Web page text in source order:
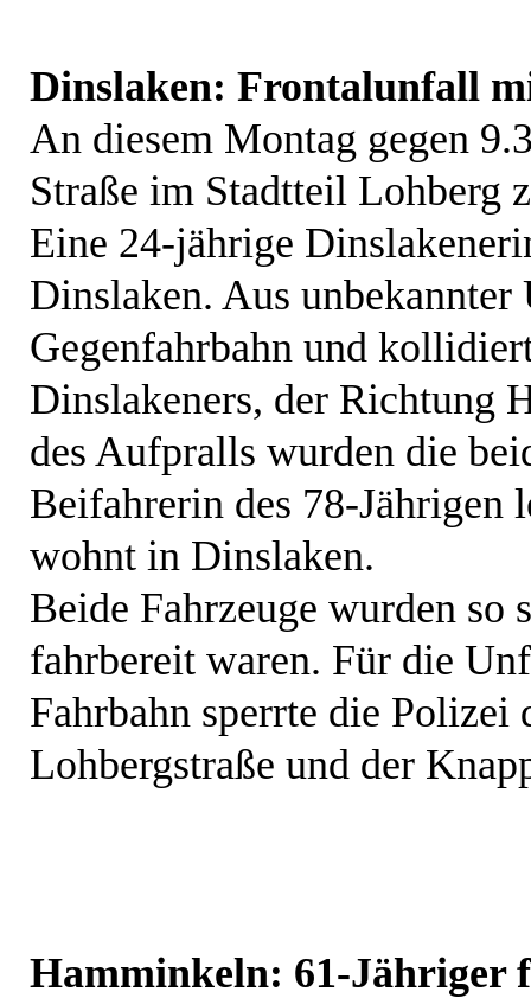
Dinslaken: Frontalunfall
An diesem Montag gegen
Straße im Stadtteil Lohberg
Eine 24-jährige
Dinslaken. Aus unbekannter
Gegenfahrbahn und
Dinslakeners, der Richtung
des Aufpralls wurden die
Beifahrerin des 78-Jährigen
wohnt in Dinslaken.
Beide Fahrzeuge wurden so
fahrbereit waren. Für die
Fahrbahn sperrte die
Lohbergstraße und der
Hamminkeln: 61-Jähriger